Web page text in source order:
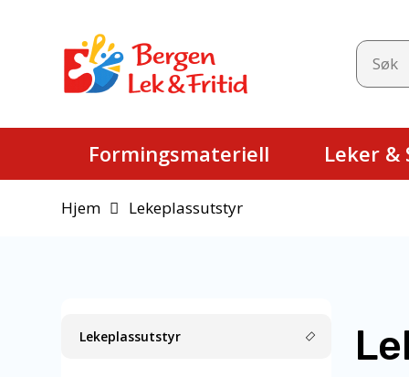
Formingsmateriell Leker &
Hjem Lekeplassutstyr
Lekeplassutstyr